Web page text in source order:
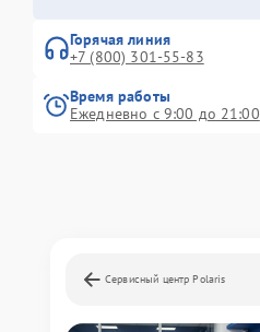
Горячая линия
+7 (800) 301-55-83
Время работы
Ежедневно с 9:00 до 21:00
Сервисный центр Polaris